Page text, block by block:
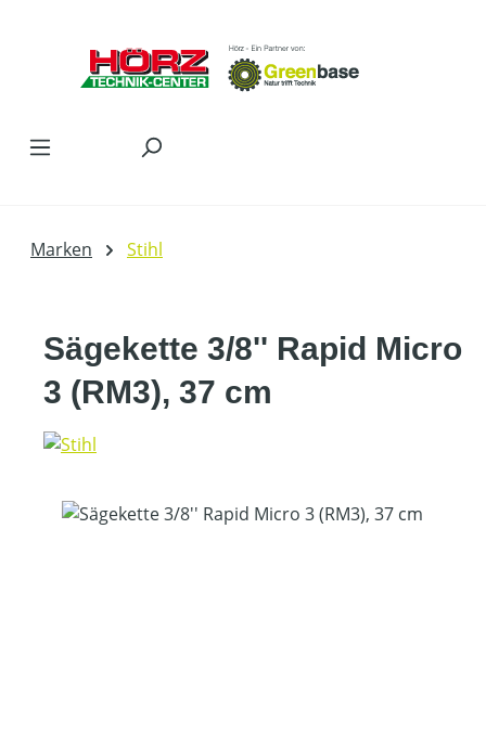
Marken Stihl
Sägekette 3/8'' Rapid Micro
3 (RM3), 37 cm
Bildergalerie überspringen